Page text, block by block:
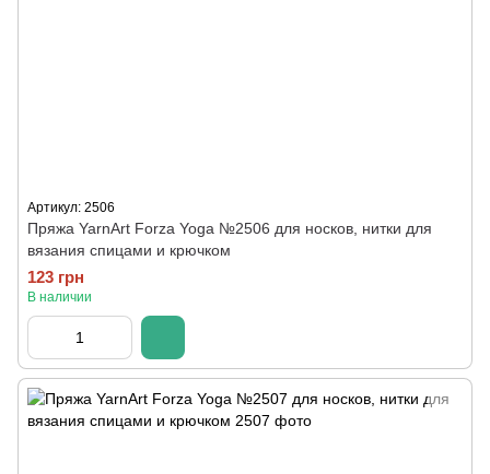
Артикул: 2506
Пряжа YarnArt Forza Yoga №2506 для носков, нитки для
вязания спицами и крючком
123 грн
В наличии